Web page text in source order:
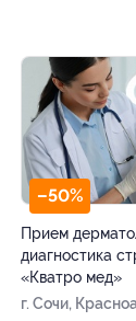
–50%
Прием
диагностика
«Кватро мед»
г. Сочи,